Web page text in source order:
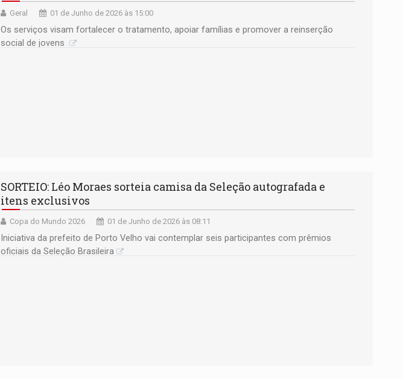
Geral 01 de Junho de 2026 às 15:00
Os serviços visam fortalecer o tratamento, apoiar famílias e promover a reinserção
social de jovens
SORTEIO: Léo Moraes sorteia camisa da Seleção autografada e
itens exclusivos
Copa do Mundo 2026 01 de Junho de 2026 às 08:11
Iniciativa da prefeito de Porto Velho vai contemplar seis participantes com prêmios
oficiais da Seleção Brasileira